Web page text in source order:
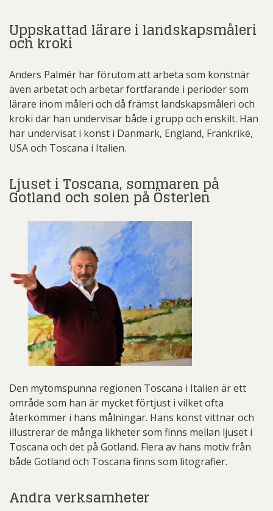
Uppskattad lärare i landskapsmåleri
och kroki
Anders Palmér har förutom att arbeta som konstnär
även arbetat och arbetar fortfarande i perioder som
lärare inom måleri och då främst landskapsmåleri och
kroki där han undervisar både i grupp och enskilt. Han
har undervisat i konst i Danmark, England, Frankrike,
USA och Toscana i Italien.
Ljuset i Toscana, sommaren på
Gotland och solen på Österlen
Den mytomspunna regionen Toscana i Italien är ett
område som han är mycket förtjust i vilket ofta
återkommer i hans målningar. Hans konst vittnar och
illustrerar de många likheter som finns mellan ljuset i
Toscana och det på Gotland. Flera av hans motiv från
både Gotland och Toscana finns som litografier.
Andra verksamheter